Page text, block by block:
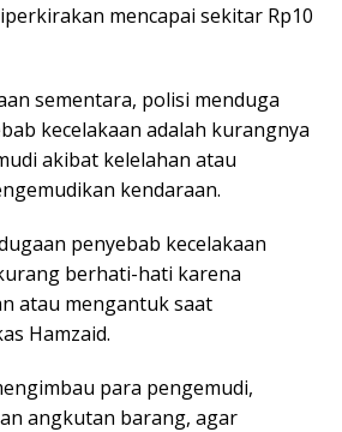
mencapai sekitar Rp10
sementara, polisi menduga
kecelakaan adalah kurangnya
akibat kelelahan atau
kendaraan.
penyebab kecelakaan
berhati-hati karena
atau mengantuk saat
Hamzaid.
para pengemudi,
angkutan barang, agar